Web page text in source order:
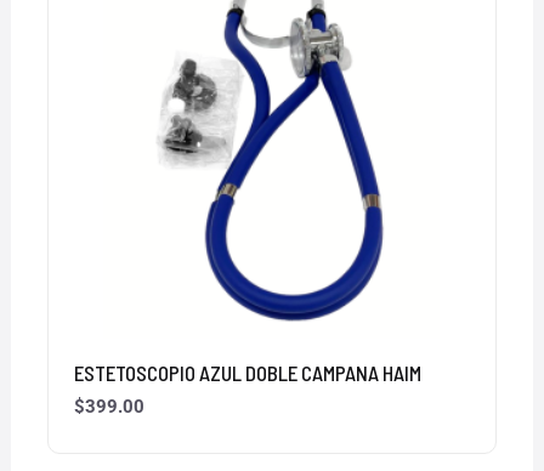
ESTETOSCOPIO AZUL DOBLE CAMPANA HAIM
$399.00